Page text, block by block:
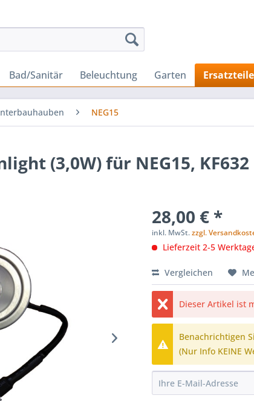
Bad/Sanitär Beleuchtung Garten Ersatzteile
NEG15
(3,0W) für NEG15, KF632
28,00 € *
inkl. MwSt.zzgl.
Lieferzeit 2-5
Vergleichen
Dieser Artikel ist
Benachrichtigen
(Nur Info KEINE